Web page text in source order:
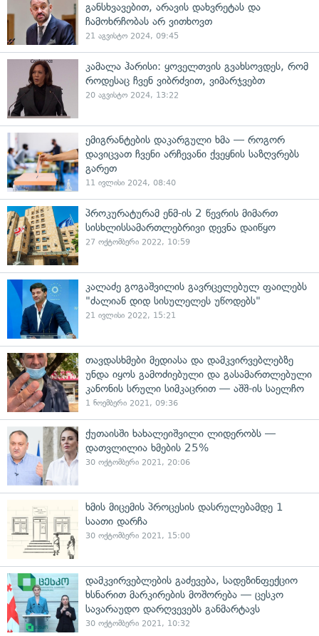
განსხვავებით, არავის დახვრეტას და
ჩამოხრჩობას არ ვითხოვთ
21 აგვისტო 2024, 09:45
კამალა ჰარისი: ყოველთვის გვახსოვდეს, რომ
როდესაც ჩვენ ვიბრძვით, ვიმარჯვებთ
20 აგვისტო 2024, 13:22
ემიგრანტების დაკარგული ხმა — როგორ
დავიცვათ ჩვენი არჩევანი ქვეყნის საზღვრებს
გარეთ
11 ივლისი 2024, 08:40
პროკურატურამ ენმ-ის 2 წევრის მიმართ
სისხლისსამართლებრივი დევნა დაიწყო
27 ოქტომბერი 2022, 10:59
კალაძე გოგაშვილის გავრცელებულ ფაილებს
"ძალიან დიდ სისულელეს უწოდებს"
21 ივლისი 2022, 15:21
თავდასხმები მედიასა და დამკვირვებლებზე
უნდა იყოს გამოძიებული და გასამართლებული
კანონის სრული სიმკაცრით — აშშ-ის საელჩო
1 ნოემბერი 2021, 09:36
ქუთაისში ხახალეიშვილი ლიდერობს —
დათვლილია ხმების 25%
30 ოქტომბერი 2021, 20:06
ხმის მიცემის პროცესის დასრულებამდე 1
საათი დარჩა
30 ოქტომბერი 2021, 15:00
დამკვირვებლების გაძევება, სადეზინფექციო
ხსნარით მარკირების მოშორება — ცესკო
სავარაუდო დარღვევებს განმარტავს
30 ოქტომბერი 2021, 10:32